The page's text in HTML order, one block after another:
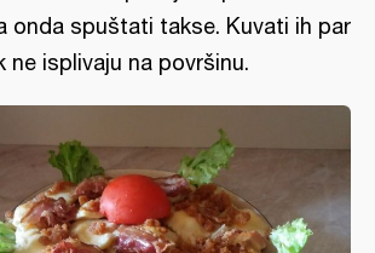
onda spuštati takse. Kuvati ih par
ne isplivaju na površinu.